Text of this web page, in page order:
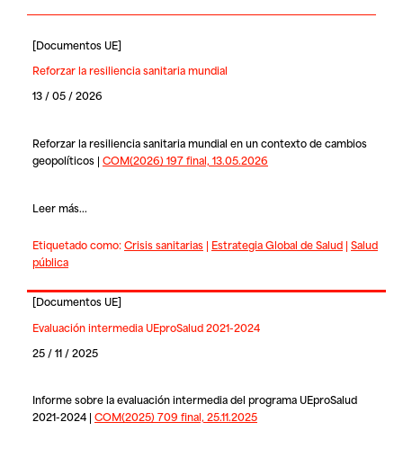
[Documentos UE]
Reforzar la resiliencia sanitaria mundial
13 / 05 / 2026
Reforzar la resiliencia sanitaria mundial en un contexto de cambios
geopolíticos | COM(2026) 197 final, 13.05.2026
Leer más...
Etiquetado como:Crisis sanitarias| Estrategia Global de Salud| Salud
pública
[Documentos UE]
Evaluación intermedia UEproSalud 2021-2024
25 / 11 / 2025
Informe sobre la evaluación intermedia del programa UEproSalud
2021-2024 | COM(2025) 709 final, 25.11.2025